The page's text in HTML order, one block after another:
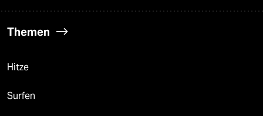
Themen
Hitze
Surfen